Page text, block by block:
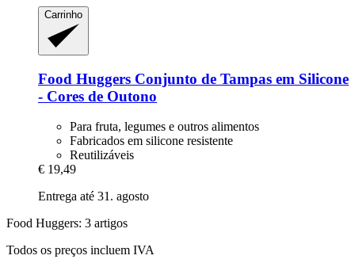
Carrinho
Food Huggers Conjunto de Tampas em Silicone
-​ Cores de Outono
Para fruta, legumes e outros alimentos
Fabricados em silicone resistente
Reutilizáveis
€ 19,49
Entrega até 31. agosto
Food Huggers: 3 artigos
Todos os preços incluem IVA